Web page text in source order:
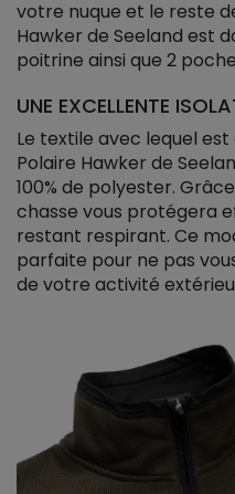
votre nuque et le reste
Hawker de Seeland est
poitrine ainsi que 2
UNE EXCELLENTE
Le textile avec lequel
Polaire Hawker de
100% de polyester.
chasse vous protégera
restant respirant. Ce
parfaite pour ne pas
de votre activité